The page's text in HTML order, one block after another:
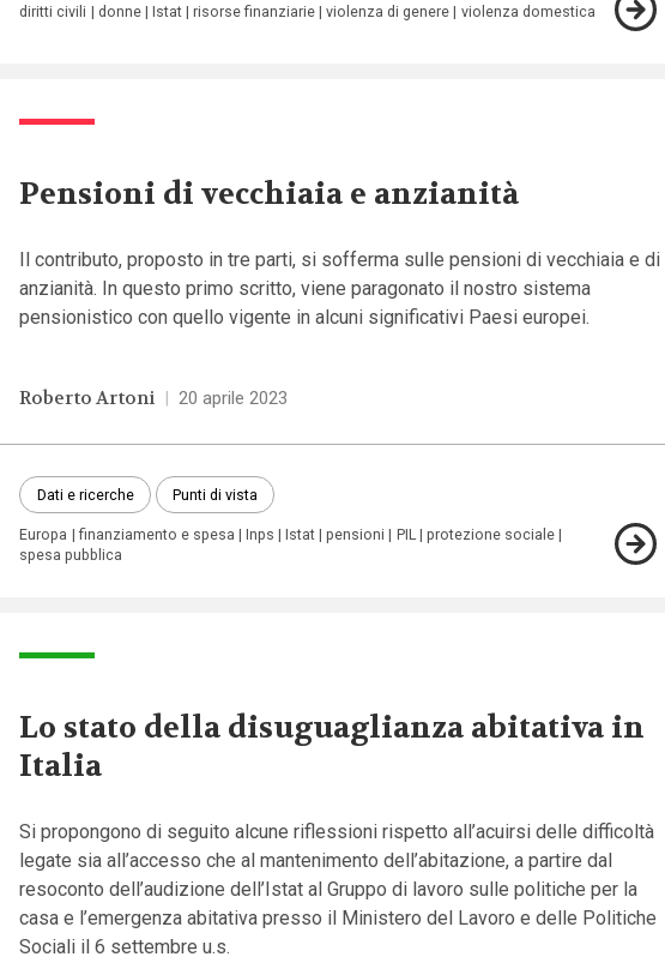
diritti civili donne Istat risorse finanziarie violenza di genere violenza domestica
Pensioni di vecchiaia e anzianità
Il contributo, proposto in tre parti, si sofferma sulle pensioni di vecchiaia e di
anzianità. In questo primo scritto, viene paragonato il nostro sistema
pensionistico con quello vigente in alcuni significativi Paesi europei.
Roberto Artoni | 20 aprile 2023
Dati e ricerche Punti di vista
Europa finanziamento e spesa Inps Istat pensioni PIL
protezione sociale
spesa pubblica
Lo stato della disuguaglianza abitativa in
Italia
Si propongono di seguito alcune riflessioni rispetto all’acuirsi delle difficoltà
legate sia all’accesso che al mantenimento dell’abitazione, a partire dal
resoconto dell’audizione dell’Istat al Gruppo di lavoro sulle politiche per la
casa e l’emergenza abitativa presso il Ministero del Lavoro e delle Politiche
Sociali il 6 settembre u.s.